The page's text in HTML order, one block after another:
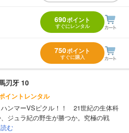
690ポイント
すぐにレンタル
750ポイント
すぐに購入
刃牙 10
イントレンタル
ハンマーVSピクル！！ 21世紀の生体科
ジュラ紀の野生が勝つか。究極の戦
む